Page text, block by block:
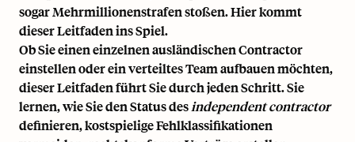
sogar Mehrmillionenstrafen stoßen. Hier kommt
dieser Leitfaden ins Spiel.
Ob Sie einen einzelnen ausländischen Contractor
einstellen oder ein verteiltes Team aufbauen möchten,
dieser Leitfaden führt Sie durch jeden Schritt. Sie
lernen, wie Sie den Status desindependent contractor
definieren, kostspielige Fehlklassifikationen